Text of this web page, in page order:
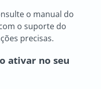
o manual do
o suporte do
precisas.
ativar no seu